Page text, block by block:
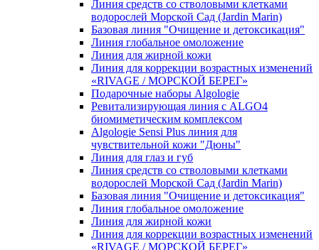
Линия средств со стволовыми клетками
водорослей Морской Сад (Jardin Marin)
Базовая линия "Очищение и детоксикация"
Линия глобальное омоложение
Линия для жирной кожи
Линия для коррекции возрастных изменений
«RIVAGE / МОРСКОЙ БЕРЕГ»
Подарочные наборы Algologie
Ревитализирующая линия с ALGO4
биомиметическим комплексом
Algologie Sensi Plus линия для
чувcтвительной кожи "Дюны"
Линия для глаз и губ
Линия средств со стволовыми клетками
водорослей Морской Сад (Jardin Marin)
Базовая линия "Очищение и детоксикация"
Линия глобальное омоложение
Линия для жирной кожи
Линия для коррекции возрастных изменений
«RIVAGE / МОРСКОЙ БЕРЕГ»